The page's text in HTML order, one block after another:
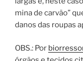
mina de carvão”
danos das roupas
OBS.: Por